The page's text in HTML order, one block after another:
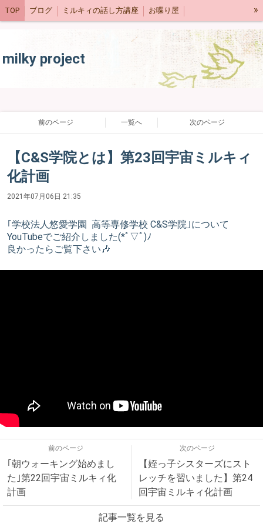
TOP ブログ ミルキィの話し方講座 お喋り屋 »
milky project
前のページ 一覧へ 次のページ
【C&S学院とは】第23回宇宙ミルキィ
化計画
2021年07月06日 21:35
｢学校法人悠愛学園 高等専修学校 C&S学院｣について
YouTubeでご紹介しました(*ﾟ▽ﾟ)ﾉ
良かったらご覧下さい🎶
前のページ
｢朝ウォーキング始めまし
た｣第22回宇宙ミルキィ化
計画
次のページ
【姪っ子シスターズにスト
レッチを習いました】第24
回宇宙ミルキィ化計画
記事一覧を見る